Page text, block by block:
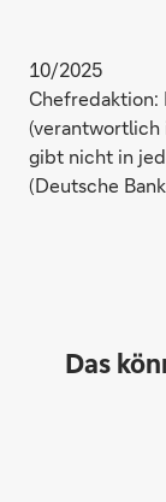
10/2025
Chefredaktion:
(verantwortlich
gibt nicht in
(Deutsche
Das